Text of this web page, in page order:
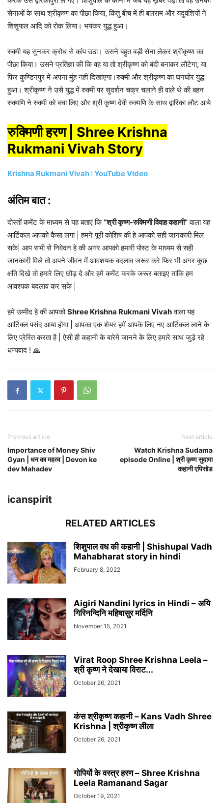
सेनाओं के साथ श्रीकृष्ण का पीछा किया, किंतु बीच में ही बलराम और यदुवंशियों ने
शिशुपाल आदि को रोक लिया। भयंकर युद्ध हुआ।
रुक्मी यह सुनकर क्रोध से कांप उठा। उसने बहुत बड़ी सेना लेकर श्रीकृष्ण का
पीछा किया। उसने प्रतिज्ञा की कि वह या तो श्रीकृष्ण को बंदी बनाकर लौटेगा, या
फिर कुण्डिनपुर में अपना मुंह नहीं दिखाएगा।रुक्मी और श्रीकृष्ण का घनघोर युद्ध
हुआ। श्रीकृष्ण ने उसे युद्ध में रुक्मी पर सुदर्शन चक्र चलाने ही वाले थे की बहन
रुक्मणि ने रुक्मी को बचा लिए और श्री कृष्ण देवी रुक्मणि के साथ द्वारिका लौट आये
रुक्मिणी हरण | Shree Krishna
Rukmani Vivah Story
Krishna Rukmani Vivah : YouTube Video
अंतिम बात :
दोस्तों कमेंट के माध्यम से यह बताएं कि“श्री कृष्ण-रुक्मिणी विवाह कहानी”वाला यह
आर्टिकल आपको कैसा लगा | हमने पूरी कोशिष की हे आपको सही जानकारी मिल
सके| आप सभी से निवेदन हे की अगर आपको हमारी पोस्ट के माध्यम से सही
जानकारी मिले तो अपने जीवन में आवशयक बदलाव जरूर करे फिर भी अगर कुछ
क्षति दिखे तो हमारे लिए छोड़ दे और हमे कमेंट करके जरूर बताइए ताकि हम
आवश्यक बदलाव कर सके |
हमे उम्मीद हे की आपकोShree Krishna Rukmani Vivahवाला यह
आर्टिक्ल पसंद आया होगा | आपका एक शेयर हमें आपके लिए नए आर्टिकल लाने के
लिए प्रेरित करता है | ऐसी ही कहानी के बारेमे जानने के लिए हमारे साथ जुड़े रहे
धन्यवाद ! 🙏
Previous article
Importance of Money Shiv
Gyan | धन का महत्व | Devon ke
dev Mahadev
Next article
Watch Krishna Sudama
episode Online | श्री कृष्ण सुदामा
कहानी एपिसोड
icanspirit
RELATED ARTICLES
शिशुपाल वध की कहानी | Shishupal Vadh
Mahabharat story in hindi
February 8, 2022
Aigiri Nandini lyrics in Hindi – अयि
गिरिनन्दिनि महिषासुर मर्दिनि
November 15, 2021
Virat Roop Shree Krishna Leela –
श्री कृष्ण ने देखाया विराट...
October 26, 2021
कंस श्रीकृष्ण कहानी – Kans Vadh Shree
Krishna | श्रीकृष्ण लीला
October 26, 2021
गोपियों के वस्त्र हरण – Shree Krishna
Leela Ramanand Sagar
October 19, 2021